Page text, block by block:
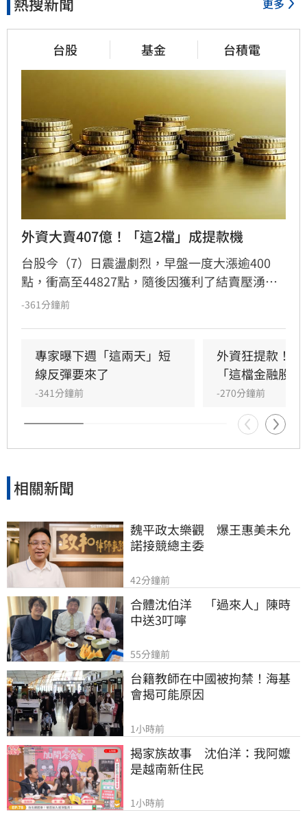
更多
台股 基金 台積電
外資大賣407億！「這2檔」成提款機
台股今（7）日震盪劇烈，早盤一度大漲逾400
點，衝高至44827點，隨後因獲利了結賣壓湧
現，指數翻黑收在44225.91點，下跌170.79點，
億元，大舉減碼群創與華邦電，長榮航則獲外資
青睞成為買超冠軍。市場多空在季線壓力區拉
鋸，投資人需密切留意後續外資操作動向與資金
流向，短線獲利回吐賣壓是否持續，將成為影響
大盤後市走勢的關鍵指標。
-361分鐘前
專家曝下週「這兩天」短
線反彈要來了
-341分鐘前
外資狂提款！
「這檔金融股 」
-270分鐘前
相關新聞
魏平政太樂觀　爆王惠美未允
諾接競總主委
42分鐘前
合體沈伯洋　「過來人」陳時
中送3叮嚀
55分鐘前
台籍教師在中國被拘禁！海基
會揭可能原因
1小時前
揭家族故事　沈伯洋：我阿嬤
是越南新住民
1小時前